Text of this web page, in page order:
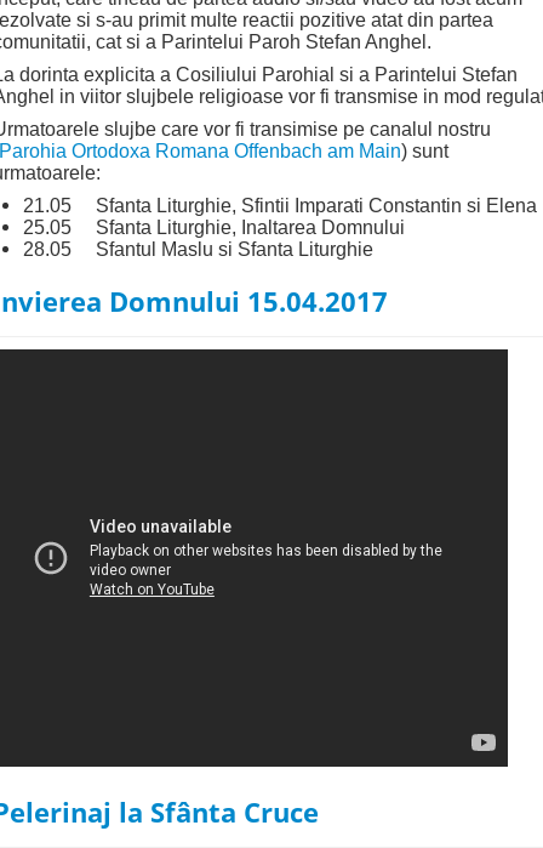
si s-au primit multe reactii pozitive atat din partea
cat si a Parintelui Paroh Stefan Anghel.
dorinta explicita a Cosiliului Parohial si a Parintelui Stefan
in viitor slujbele religioase vor fi transmise in mod
slujbe care vor fi transimise pe canalul nostru
Parohia Ortodoxa Romana Offenbach am Main) sunt
21.05 Sfanta Liturghie, Sfintii Imparati Constantin si Elena
25.05 Sfanta Liturghie, Inaltarea Domnului
28.05 Sfantul Maslu si Sfanta Liturghie
Domnului 15.04.2017
la Sfânta Cruce